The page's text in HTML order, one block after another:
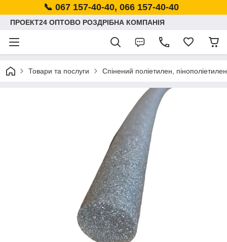
📞 067 157-40-40, 066 157-40-40
ПРОЕКТ24 ОПТОВО РОЗДРІБНА КОМПАНІЯ
Товари та послуги Спінений поліетилен, пінополіетилен